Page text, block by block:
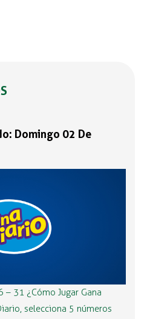
Domingo 02 De
31 ¿Cómo Jugar Gana
selecciona 5 números